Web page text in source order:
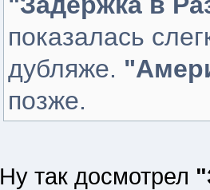
показалась
дубляже.
позже.
Ну так досмотрел